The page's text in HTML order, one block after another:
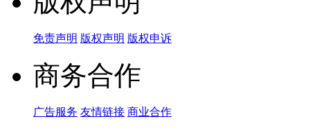
免责声明 版权声明 版权申诉
商务合作
广告服务 友情链接 商业合作